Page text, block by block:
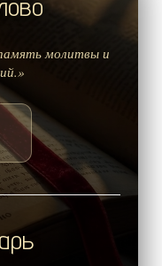
молитвы и